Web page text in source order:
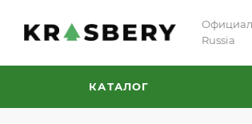
Russia
КАТАЛОГ